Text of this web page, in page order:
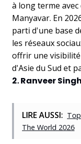
à long terme avec
Manyavar. En
parti d'une base
les réseaux
offrir une
d'Asie du Sud et
2. Ranveer Singh
LIRE AUSSI:
The World 2026